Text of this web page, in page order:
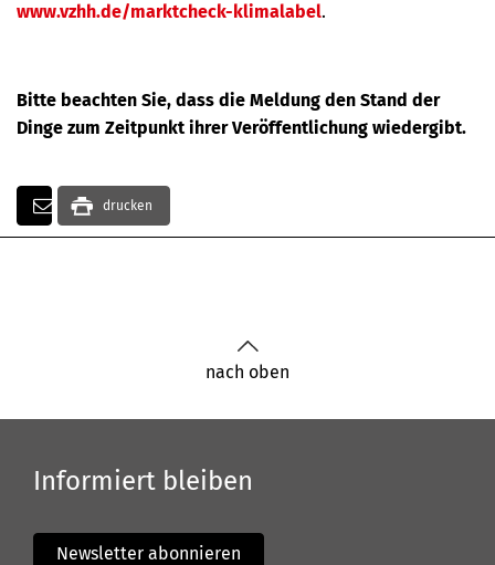
www.vzhh.de/marktcheck-klimalabel.
Bitte beachten Sie, dass die Meldung den Stand der
Dinge zum Zeitpunkt ihrer Veröffentlichung wiedergibt.
drucken
nach oben
Informiert bleiben
Newsletter abonnieren